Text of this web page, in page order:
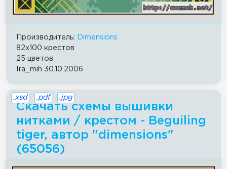
Производитель:
Dimensions
82x100 крестов
25 цветов
Ira_mih 30.10.2006
Скачать схемы вышивки
нитками / крестом - Beguiling
tiger, автор "dimensions"
(65056)
.xsd .pdf .jpg